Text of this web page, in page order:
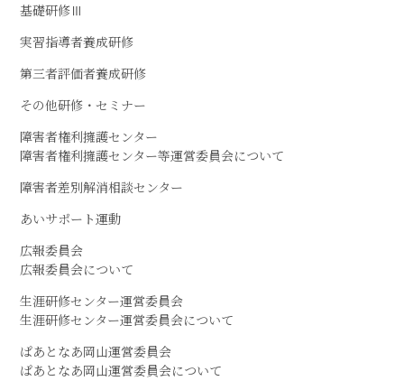
基礎研修Ⅲ
実習指導者養成研修
第三者評価者養成研修
その他研修・セミナー
障害者権利擁護センター
障害者権利擁護センター等運営委員会について
障害者差別解消相談センター
あいサポート運動
広報委員会
広報委員会について
生涯研修センター運営委員会
生涯研修センター運営委員会について
ぱあとなあ岡山運営委員会
ぱあとなあ岡山運営委員会について